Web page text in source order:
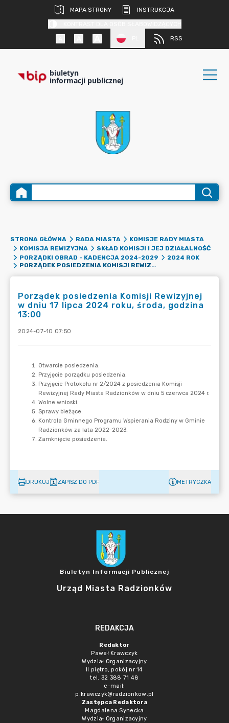
MAPA STRONY
INSTRUKCJA
RSS
biuletyn
informacji publicznej
STRONA GŁÓWNA RADA MIASTA
KOMISJE RADY MIASTA
KOMISJA REWIZYJNA
SKŁAD KOMISJI I JEJ DZIAŁALNOŚĆ
PORZĄDKI OBRAD - KADENCJA 2024-2029
2024 ROK
PORZĄDEK POSIEDZENIA KOMISJI REWIZYJNEJ W DNIU 17 LIPCA 2024 ROKU, ŚRODA, GODZINA 13:00
Porządek posiedzenia Komisji Rewizyjnej
w dniu 17 lipca 2024 roku, środa, godzina
13:00
2024-07-10 07:50
DRUKUJ ZAPISZ DO PDF METRYCZKA
Biuletyn Informacji Publicznej
Urząd Miasta Radzionków
REDAKCJA
Redaktor
Paweł Krawczyk
Wydział Organizacyjny
II piętro, pokój nr 14
tel. 32 388 71 48
e-mail:
p.krawczyk@radzionkow.pl
Zastępca Redaktora
Magdalena Synecka
Wydział Organizacyjny